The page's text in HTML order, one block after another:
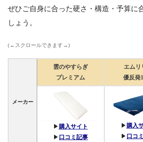
ぜひご自身に合った硬さ・構造・予算に
しょう。
(←スクロールできます→)
メーカー
雲のやすらぎ
プレミアム
エムリ
優反発
▶︎ 購入サイト
▶︎ 口コミ記事
▶︎ 購入
▶︎ 口コ